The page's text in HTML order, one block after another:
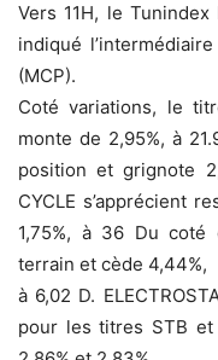
Vers 11H, le
indiqué
(MCP).
Coté variations, le
monte de 2,95%, à
position et grignote
CYCLE s’apprécient
1,75%, à 36 Du coté
terrain et cède 4,44%,
à 6,02 D.
pour les titres STB et